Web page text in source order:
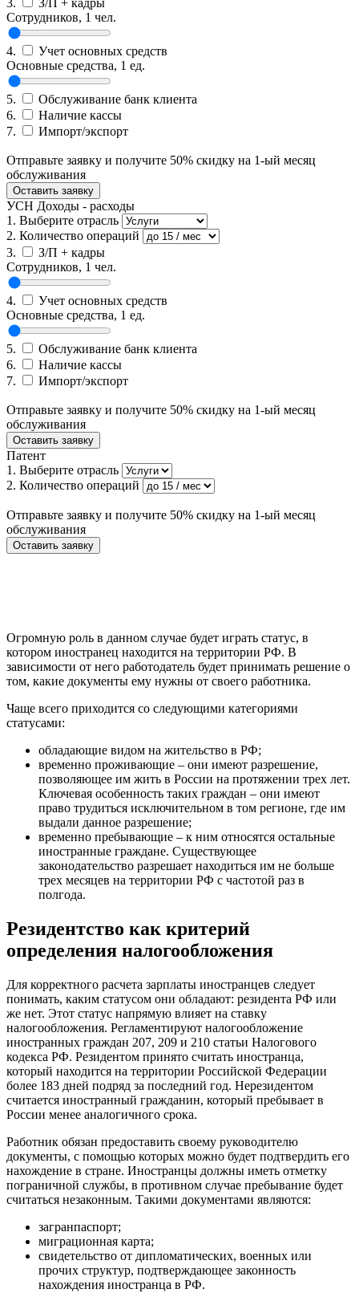
3.
З/П + кадры
Сотрудников, 1 чел.
4.
Учет основных средств
Основные средства, 1 ед.
5.
Обслуживание банк клиента
6.
Наличие кассы
7.
Импорт/экспорт
Отправьте заявку и получите 50% скидку на 1-ый месяц
обслуживания
Оставить заявку
УСН Доходы - расходы
1. Выберите отрасль
2. Количество операций
3.
З/П + кадры
Сотрудников, 1 чел.
4.
Учет основных средств
Основные средства, 1 ед.
5.
Обслуживание банк клиента
6.
Наличие кассы
7.
Импорт/экспорт
Отправьте заявку и получите 50% скидку на 1-ый месяц
обслуживания
Оставить заявку
Патент
1. Выберите отрасль
2. Количество операций
Отправьте заявку и получите 50% скидку на 1-ый месяц
обслуживания
Оставить заявку
Огромную роль в данном случае будет играть статус, в
котором иностранец находится на территории РФ. В
зависимости от него работодатель будет принимать решение о
том, какие документы ему нужны от своего работника.
Чаще всего приходится со следующими категориями
статусами:
обладающие видом на жительство в РФ;
временно проживающие – они имеют разрешение,
позволяющее им жить в России на протяжении трех лет.
Ключевая особенность таких граждан – они имеют
право трудиться исключительном в том регионе, где им
выдали данное разрешение;
временно пребывающие – к ним относятся остальные
иностранные граждане. Существующее
законодательство разрешает находиться им не больше
трех месяцев на территории РФ с частотой раз в
полгода.
Резидентство как критерий
определения налогообложения
Для корректного расчета зарплаты иностранцев следует
понимать, каким статусом они обладают: резидента РФ или
же нет. Этот статус напрямую влияет на ставку
налогообложения. Регламентируют налогообложение
иностранных граждан 207, 209 и 210 статьи Налогового
кодекса РФ. Резидентом принято считать иностранца,
который находится на территории Российской Федерации
более 183 дней подряд за последний год. Нерезидентом
считается иностранный гражданин, который пребывает в
России менее аналогичного срока.
Работник обязан предоставить своему руководителю
документы, с помощью которых можно будет подтвердить его
нахождение в стране. Иностранцы должны иметь отметку
пограничной службы, в противном случае пребывание будет
считаться незаконным. Такими документами являются:
загранпаспорт;
миграционная карта;
свидетельство от дипломатических, военных или
прочих структур, подтверждающее законность
нахождения иностранца в РФ.